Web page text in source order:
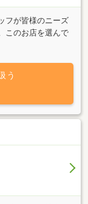
フが皆様のニーズ
このお店を選んで
を目指していま
う